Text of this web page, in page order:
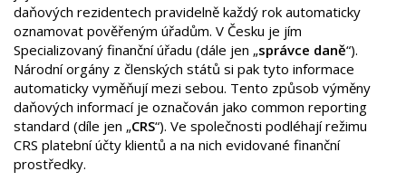
daňových rezidentech pravidelně každý rok automaticky
oznamovat pověřeným úřadům. V Česku je jím
Specializovaný finanční úřadu (dále jen „správce daně“).
Národní orgány z členských států si pak tyto informace
automaticky vyměňují mezi sebou. Tento způsob výměny
daňových informací je označován jako common reporting
standard (díle jen „CRS“). Ve společnosti podléhají režimu
CRS platební účty klientů a na nich evidované finanční
prostředky.